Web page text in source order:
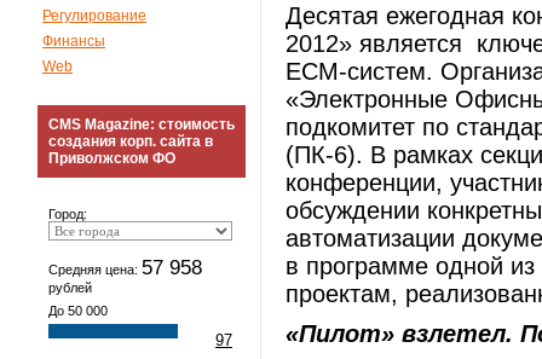
Регулирование
Финансы
Web
CMS Magazine: стоимость
создания корп. сайта в
Приволжском ФО
Город:
Средняя цена: 57 958
рублей
До 50 000
97
Десятая ежегодная
2012» является
ECM-систем.
«Электронные
подкомитет по
(ПК-6). В рамках
конференции,
обсуждении
автоматизации
в программе одной
проектам,
«Пилот» взлетел.